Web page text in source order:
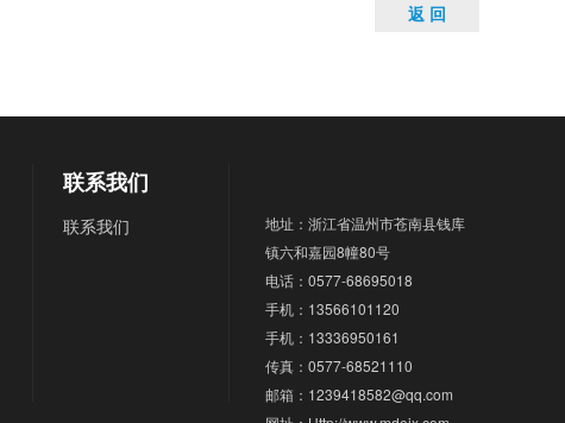
返 回
联系我们
联系我们
地址：浙江省温州市苍南县钱库
镇六和嘉园8幢80号
电话：0577-68695018
手机：13566101120
手机：13336950161
传真：0577-68521110
邮箱：1239418582@qq.com